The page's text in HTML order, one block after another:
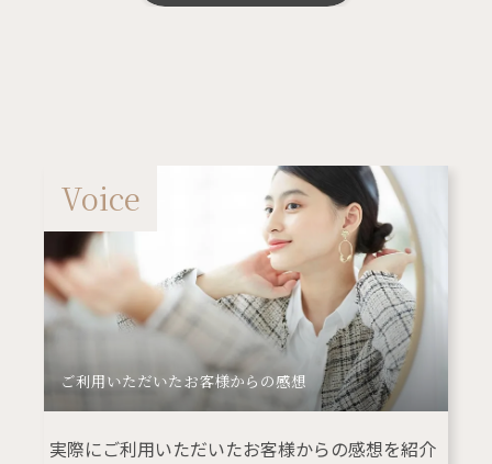
Voice
ご利用いただいたお客様からの感想
実際にご利用いただいたお客様からの感想を紹介